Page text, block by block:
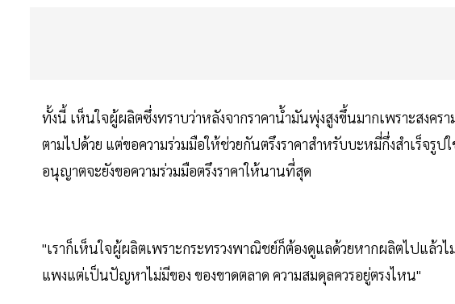
ทั้งนี้ เห็นใจผู้ผลิตซึ่งทราบว่าหลังจากราคาน้ำมันพุ่งสูงขึ้นมากเพราะสงคร
ตามไปด้วย แต่ขอความร่วมมือให้ช่วยกันตรึงราคาสำหรับบะหมี่กึ่งสำเร็จรูป
อนุญาตจะยังขอความร่วมมือตรึงราคาให้นานที่สุด
"เราก็เห็นใจผู้ผลิตเพราะกระทรวงพาณิชย์ก็ต้องดูแลด้วยหากผลิตไปแล้ว
แพงแต่เป็นปัญหาไม่มีของ ของขาดตลาด ความสมดุลควรอยู่ตรงไหน"